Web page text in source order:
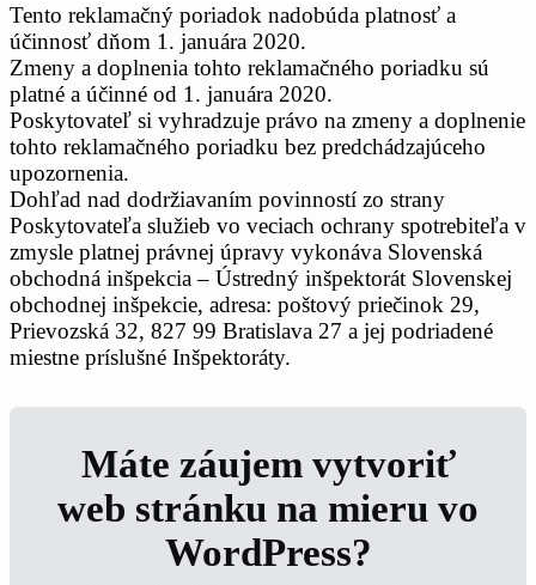
Tento reklamačný poriadok nadobúda platnosť a
účinnosť dňom 1. januára 2020.
Zmeny a doplnenia tohto reklamačného poriadku sú
platné a účinné od 1. januára 2020.
Poskytovateľ si vyhradzuje právo na zmeny a doplnenie
tohto reklamačného poriadku bez predchádzajúceho
upozornenia.
Dohľad nad dodržiavaním povinností zo strany
Poskytovateľa služieb vo veciach ochrany spotrebiteľa v
zmysle platnej právnej úpravy vykonáva Slovenská
obchodná inšpekcia – Ústredný inšpektorát Slovenskej
obchodnej inšpekcie, adresa: poštový priečinok 29,
Prievozská 32, 827 99 Bratislava 27 a jej podriadené
miestne príslušné Inšpektoráty.
Máte záujem vytvoriť
web stránku na mieru vo
WordPress?